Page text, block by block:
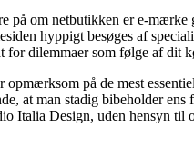
på om netbutikken er e-
hyppigt besøges af
for dilemmaer som følge af dit
opmærksom på de mest
at man stadig bibeholder
Italia Design, uden hensyn til